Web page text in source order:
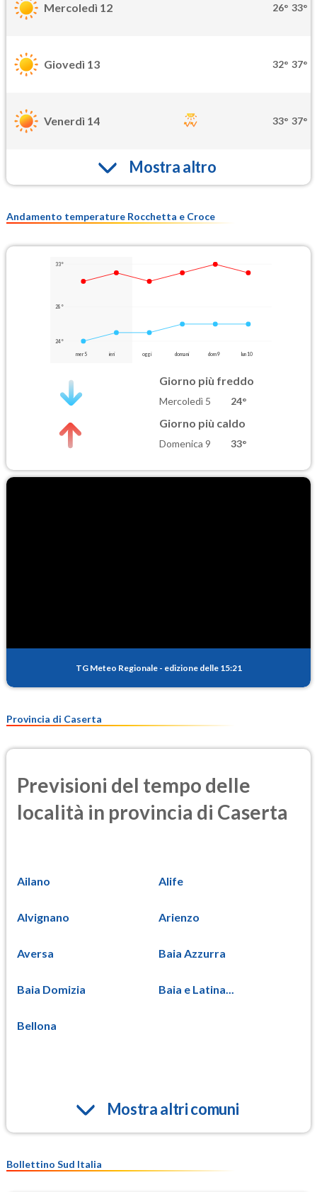
Mercoledì 12 26° 33°
Giovedì 13 32° 37°
Venerdì 14 33° 37°
Mostra altro
Andamento temperature Rocchetta e Croce
33°
28°
24°
mer 5 ieri oggi domani dom 9 lun 10
Giorno più freddo
Mercoledì 5 24°
Giorno più caldo
Domenica 9 33°
TG Meteo Regionale - edizione delle 15:21
Provincia di Caserta
Previsioni del tempo delle
località in provincia di Caserta
Ailano Alife
Alvignano Arienzo
Aversa Baia Azzurra
Baia Domizia Baia e Latina...
Bellona
Mostra altri comuni
Bollettino Sud Italia